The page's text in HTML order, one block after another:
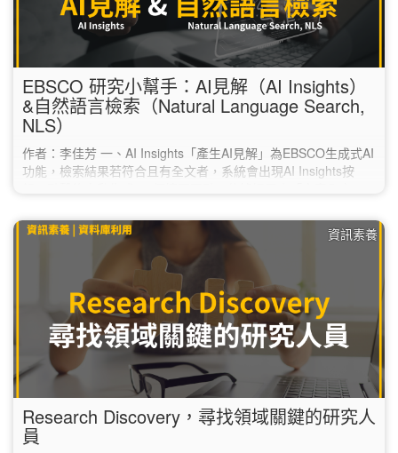
EBSCO 研究小幫手：AI見解（AI Insights）
&自然語言檢索（Natural Language Search,
NLS）
作者：李佳芳 一、AI Insights「產生AI見解」為EBSCO生成式AI
功能，檢索結果若符合且有全文者，系統會出現AI Insights按
（hallucination）與謬誤。協助在閱讀全文前，快速研判是否符
合需求，節省閱讀的時間。每次生成的AI見解，內容會略為不
資訊素養
Research Discovery，尋找領域關鍵的研究人
員